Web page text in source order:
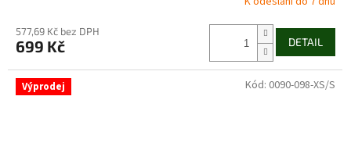
577,69 Kč bez DPH
699 Kč DETAIL
Výprodej Kód: 0090-098-XS/S